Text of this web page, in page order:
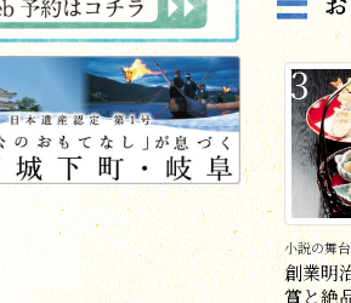
3
小説の舞
創業明
賞と絶